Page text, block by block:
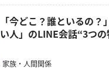
「今どこ？誰といるの
い人」のLINE会話“3つ
家族・人間関係